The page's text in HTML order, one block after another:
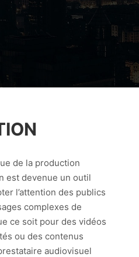
de la production
est devenue un outil
l’attention des publics
complexes de
ce soit pour des vidéos
ou des contenus
audiovisuel